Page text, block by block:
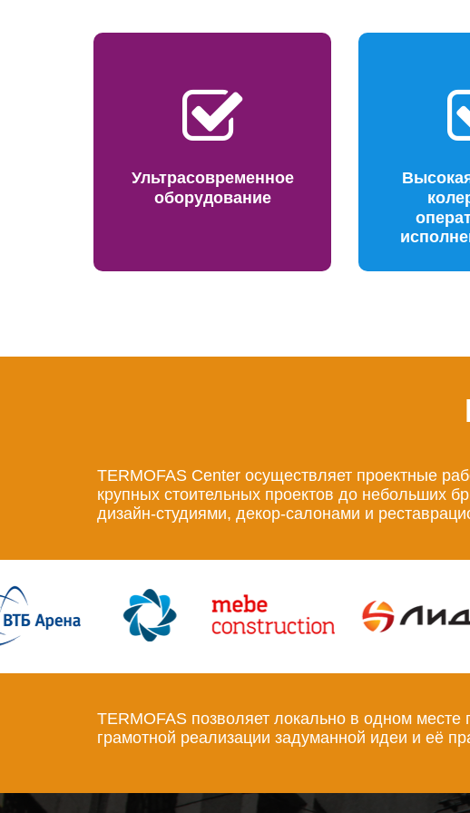
Ультрасовременное
оборудование
TERMOFAS Center осуществляет проектные
крупных стоительных проектов до небольших
дизайн-студиями, декор-салонами и
TERMOFAS позволяет локально в одном месте
грамотной реализации задуманной идеи и её